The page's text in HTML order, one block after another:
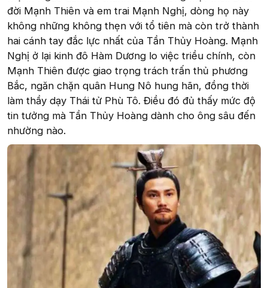
đời Mạnh Thiên và em trai Mạnh Nghị, dòng họ này
không những không thẹn với tổ tiên mà còn trở thành
hai cánh tay đắc lực nhất của Tần Thủy Hoàng. Mạnh
Nghị ở lại kinh đô Hàm Dương lo việc triều chính, còn
Mạnh Thiên được giao trọng trách trấn thủ phương
Bắc, ngăn chặn quân Hung Nô hung hãn, đồng thời
làm thầy dạy Thái tử Phù Tô. Điều đó đủ thấy mức độ
tin tưởng mà Tần Thủy Hoàng dành cho ông sâu đến
nhường nào.